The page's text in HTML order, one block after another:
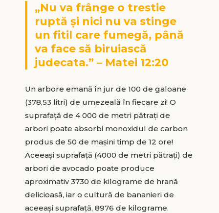
„Nu va frânge o trestie
ruptă şi nici nu va stinge
un fitil care fumegă, până
va face să biruiască
judecata.” – Matei 12:20
Un arbore emană în jur de 100 de galoane
(378,53 litri) de umezeală în fiecare zi! O
suprafață de 4 000 de metri pătraţi de
arbori poate absorbi monoxidul de carbon
produs de 50 de maşini timp de 12 ore!
Aceeași suprafață (4000 de metri pătraţi) de
arbori de avocado poate produce
aproximativ 3730 de kilograme de hrană
delicioasă, iar o cultură de bananieri de
aceeași suprafață, 8976 de kilograme.